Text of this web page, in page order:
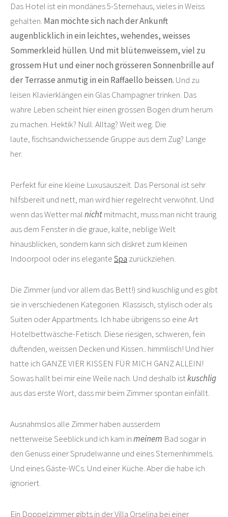
Das Hotel ist ein mondänes 5-Sternehaus, vieles in Weiss
gehalten. Man möchte sich nach der Ankunft
augenblicklich in ein leichtes, wehendes, weisses
Sommerkleid hüllen. Und mit blütenweissem, viel zu
grossem Hut und einer noch grösseren Sonnenbrille auf
der Terrasse anmutig in ein Raffaello beissen. Und zu
leisen Klavierklängen ein Glas Champagner trinken. Das
wahre Leben scheint hier einen grossen Bogen drum herum
zu machen. Hektik? Null. Alltag? Weit weg. Die
laute, fischsandwichessende Gruppe aus dem Zug? Lange
her.
Perfekt für eine kleine Luxusauszeit. Das Personal ist sehr
hilfsbereit und nett, man wird hier regelrecht verwöhnt. Und
wenn das Wetter malnichtmitmacht, muss man nicht traurig
aus dem Fenster in die graue, kalte, neblige Welt
hinausblicken, sondern kann sich diskret zum kleinen
Indoorpool oder ins eleganteSpa zurückziehen.
Die Zimmer (und vor allem das Bett!) sind kuschlig und es gibt
sie in verschiedenen Kategorien. Klassisch, stylisch oder als
Suiten oder Appartments. Ich habe übrigens so eine Art
Hotelbettwäsche-Fetisch. Diese riesigen, schweren, fein
duftenden, weissen Decken und Kissen.. himmlisch! Und hier
hatte ich GANZE VIER KISSEN FÜR MICH GANZ ALLEIN!
Sowas hallt bei mir eine Weile nach. Und deshalb istkuschlig
aus das erste Wort, dass mir beim Zimmer spontan einfällt.
Ausnahmslos alle Zimmer haben ausserdem
netterweise Seeblick und ich kam inmeinem Bad sogar in
den Genuss einer Sprudelwanne und eines Sternenhimmels.
Und eines Gäste-WCs. Und einer Küche. Aber die habe ich
ignoriert.
Ein Doppelzimmer gibts in der Villa Orselina bei einer